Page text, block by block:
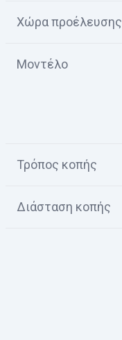
Χώρα προέλευσης
Μοντέλο
Τρόπος κοπής
Διάσταση κοπής